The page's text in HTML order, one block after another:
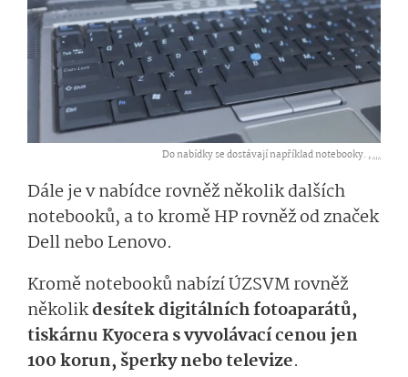
Do nabídky se dostávají například notebooky. ,...
Dále je v nabídce rovněž několik dalších
notebooků, a to kromě HP rovněž od značek
Dell nebo Lenovo.
Kromě notebooků nabízí ÚZSVM rovněž
několikdesítek digitálních fotoaparátů,
tiskárnu Kyocera s vyvolávací cenou jen
100 korun, šperky nebo televize.